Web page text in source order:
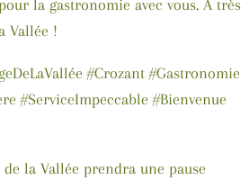
la gastronomie avec vous. À très
Vallée !
#Crozant #Gastronomie
#ServiceImpeccable #Bienvenue
la Vallée prendra une pause